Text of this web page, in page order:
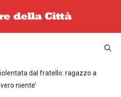
dal fratello: ragazzo a
niente’